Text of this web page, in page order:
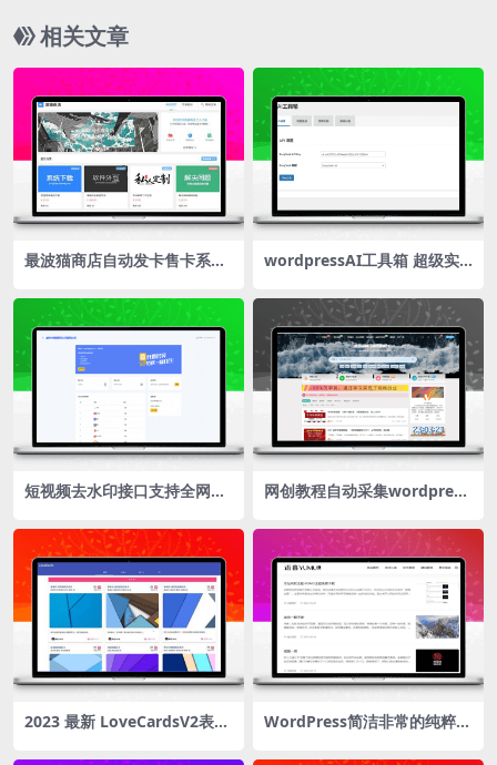
相关文章
最波猫商店自动发卡售卡系统
wordpressAI工具箱 超级实
短视频去水印接口支持全网解
支付
网创教程自动采集wordpress
2023 最新 LoveCardsV2表白
WordPress简洁非常的纯粹Y